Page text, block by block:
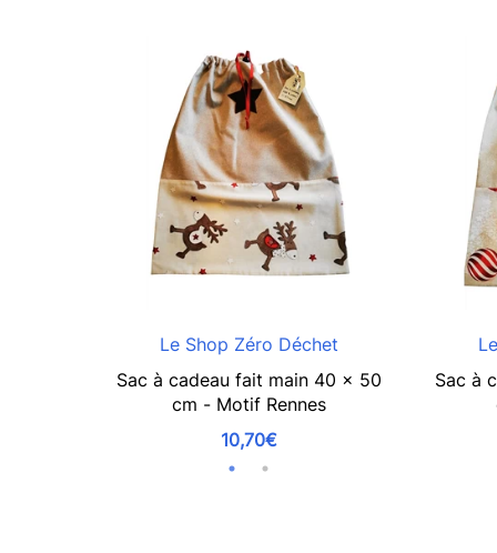
Le Shop Zéro Déchet
Sac à cadeau fait main 40 x 50
cm - Motif Rennes
10,70€
Sac à